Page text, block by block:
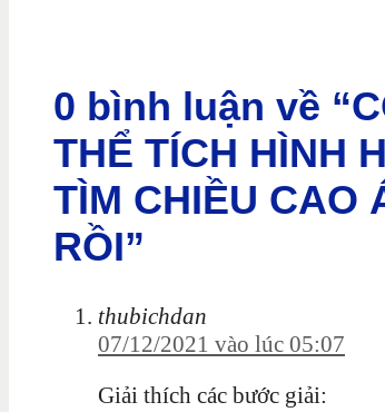
0 bình luận về
THỂ TÍCH HÌNH
TÌM CHIỀU CAO
RỒI”
thubichdan
07/12/2021 vào lúc 05:07
Giải thích các bước giải: